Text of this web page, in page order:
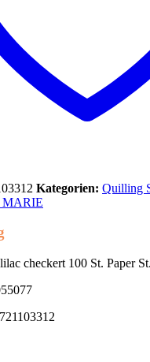
Kategorien: Quilling
checkert 100 St. Paper